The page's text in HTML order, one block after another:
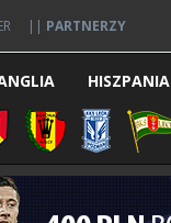
|| PARTNERZY
HISZPANIA